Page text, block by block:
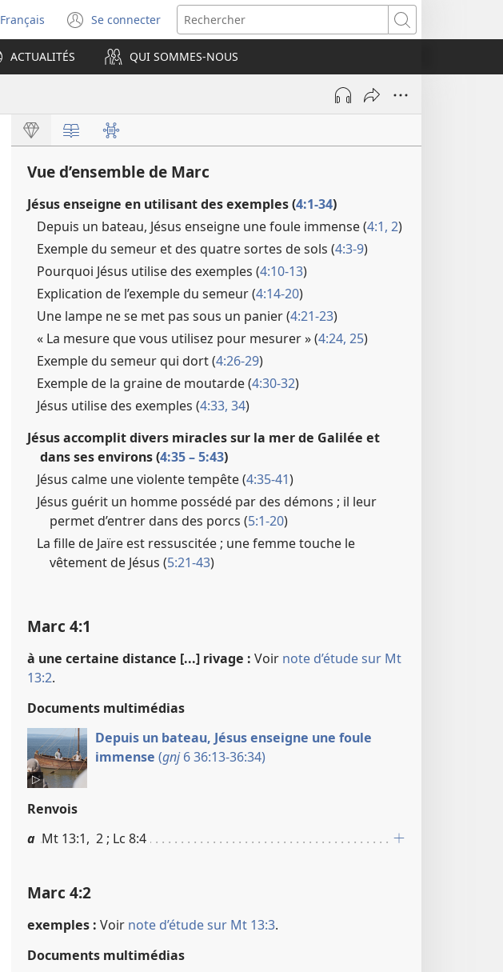
Sélectionner
la
langue
Français Se connecter
(ouvre
une
nouvelle
fenêtre)
Rechercher
ACTUALITÉS QUI SOMMES-NOUS
Vue d’ensemble de Marc
Jésus enseigne en utilisant des exemples (4:1-34)
Depuis un bateau, Jésus enseigne une foule immense (4:1, 2)
Exemple du semeur et des quatre sortes de sols (4:3-9)
Pourquoi Jésus utilise des exemples (4:10-13)
Explication de l’exemple du semeur (4:14-20)
Une lampe ne se met pas sous un panier (4:21-23)
« La mesure que vous utilisez pour mesurer » (4:24, 25)
Exemple du semeur qui dort (4:26-29)
Exemple de la graine de moutarde (4:30-32)
Jésus utilise des exemples (4:33, 34)
Jésus accomplit divers miracles sur la mer de Galilée et
dans ses environs (4:35 – 5:43)
Jésus calme une violente tempête (4:35-41)
Jésus guérit un homme possédé par des démons ; il leur
permet d’entrer dans des porcs (5:1-20)
La fille de Jaïre est ressuscitée ; une femme touche le
vêtement de Jésus (5:21-43)
Marc 4​:​1
à une certaine distance [...] rivage : Voir note d’étude sur Mt
13:2.
Documents multimédias
Depuis un bateau, Jésus enseigne une foule
immense (gnj6 36:13-36:34)
Renvois
a Mt 13​:​1, 2 ; Lc 8​:​4
Marc 4​:​2
exemples : Voir note d’étude sur Mt 13:3.
Documents multimédias